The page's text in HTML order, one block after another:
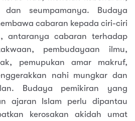
dan seumpamanya. Budaya
cabaran kepada ciri-ciri
antaranya cabaran terhadap
pembudayaan ilmu,
pemupukan amar makruf,
nahi mungkar dan
Budaya pemikiran yang
ajaran Islam perlu dipantau
kerosakan akidah umat